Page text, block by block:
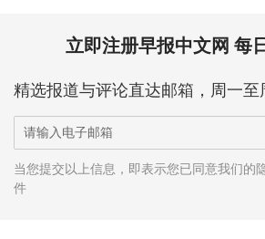
立即注册早报中文网 每
精选报道与评论直达邮箱，周一至
当您提交以上信息，即表示您已同意我们的
件